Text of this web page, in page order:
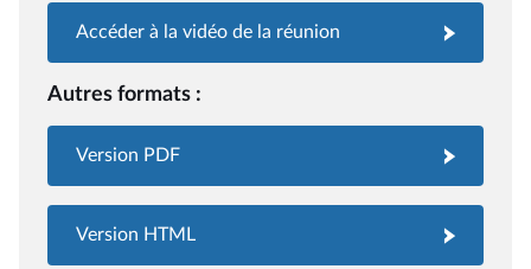
Accéder à la vidéo de la réunion
Autres formats :
Version PDF
Version HTML